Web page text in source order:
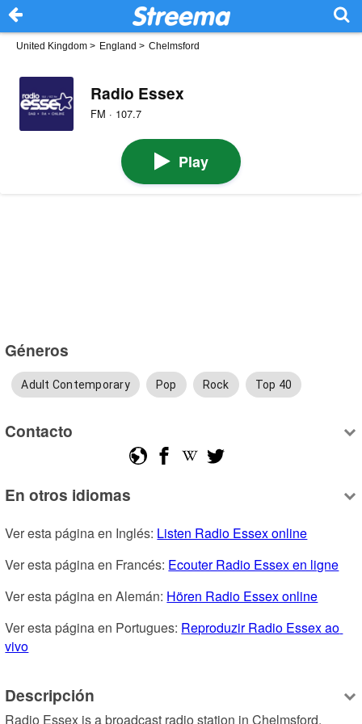
United Kingdom > England > Chelmsford
Radio Essex
FM · 107.7
Play
Géneros
Adult Contemporary Pop Rock Top 40
Contacto
En otros idiomas
Ver esta página en Inglés: Listen Radio Essex online
Ver esta página en Francés: Ecouter Radio Essex en ligne
Ver esta página en Alemán: Hören Radio Essex online
Ver esta página en Portugues: Reproduzir Radio Essex ao
vivo
Descripción
Radio Essex is a broadcast radio station in Chelmsford,